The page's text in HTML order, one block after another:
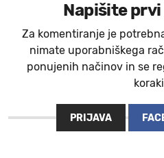
Napišite
Za komentiranje je
nimate uporabniškega
ponujenih načinov in se
PRIJAVA